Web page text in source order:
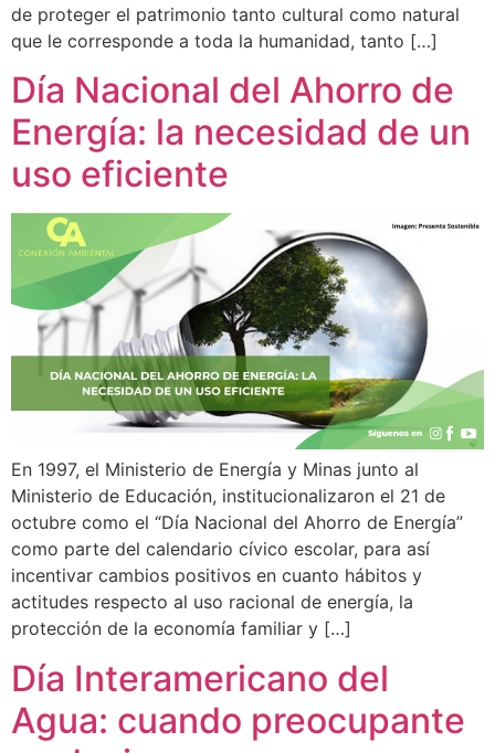
de proteger el patrimonio tanto cultural como natural
que le corresponde a toda la humanidad, tanto […]
Día Nacional del Ahorro de
Energía: la necesidad de un
uso eficiente
En 1997, el Ministerio de Energía y Minas junto al
Ministerio de Educación, institucionalizaron el 21 de
octubre como el “Día Nacional del Ahorro de Energía”
como parte del calendario cívico escolar, para así
incentivar cambios positivos en cuanto hábitos y
actitudes respecto al uso racional de energía, la
protección de la economía familiar y […]
Día Interamericano del
Agua: cuando preocupante